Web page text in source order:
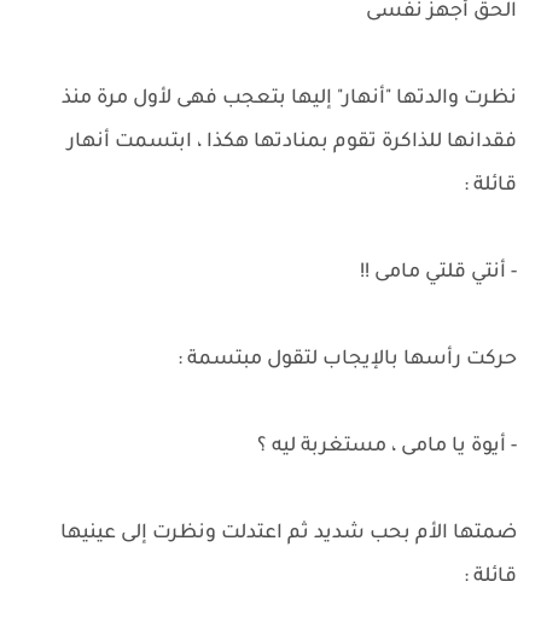
الحق أجهز نفسى
نظرت والدتها "أنهار" إليها بتعجب فهى لأول مرة منذ
فقدانها للذاكرة تقوم بمنادتها هكذا ، ابتسمت أنهار
قائلة :
- أنتي قلتي مامى !!
حركت رأسها بالإيجاب لتقول مبتسمة :
- أيوة يا مامى ، مستغربة ليه ؟
ضمتها الأم بحب شديد ثم اعتدلت ونظرت إلى عينيها
قائلة :